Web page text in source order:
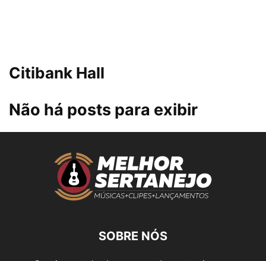
Citibank Hall
Não há posts para exibir
SOBRE NÓS